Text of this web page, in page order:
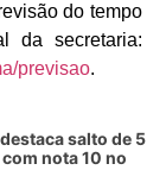
do tempo
da secretaria:
previsao.
salto de 5
nota 10 no